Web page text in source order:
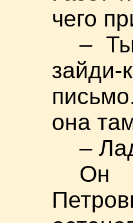
чего
–
зайди-
она
–
Он